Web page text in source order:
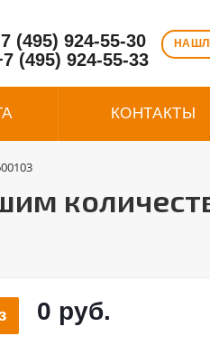
(495) 924-55-30
(495) 924-55-33
КОНТАКТЫ
0 руб.